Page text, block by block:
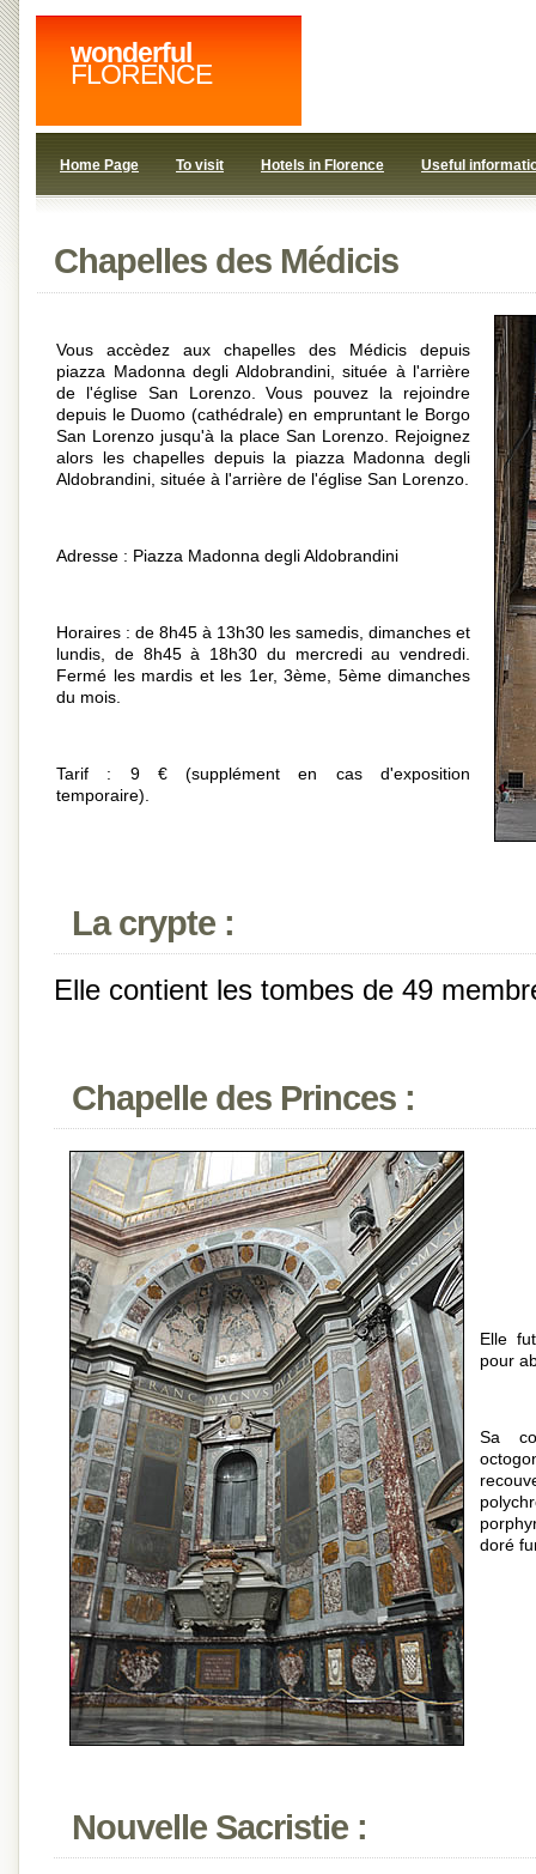
wonderful
FLORENCE
Home Page To visit Hotels in Florence Useful
Chapelles des Médicis
Vous accèdez aux chapelles des Médicis depuis
piazza Madonna degli Aldobrandini, située à l'arrière
de l'église San Lorenzo. Vous pouvez la rejoindre
depuis le Duomo (cathédrale) en empruntant le Borgo
San Lorenzo jusqu'à la place San Lorenzo. Rejoignez
alors les chapelles depuis la piazza Madonna degli
Aldobrandini, située à l'arrière de l'église San Lorenzo.
Adresse : Piazza Madonna degli Aldobrandini
Horaires : de 8h45 à 13h30 les samedis, dimanches et
lundis, de 8h45 à 18h30 du mercredi au vendredi.
Fermé les mardis et les 1er, 3ème, 5ème dimanches
du mois.
Tarif : 9 € (supplément en cas d'exposition
temporaire).
La crypte :
Elle contient les tombes de 49
Chapelle des Princes :
Elle
pour
Sa
doré
Nouvelle Sacristie :